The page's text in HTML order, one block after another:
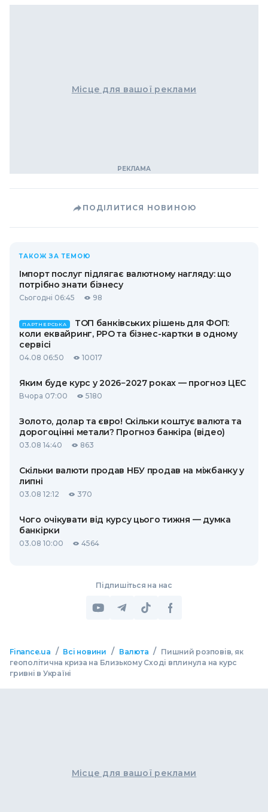
Місце для вашої реклами
ПОДІЛИТИСЯ НОВИНОЮ
ТАКОЖ ЗА ТЕМОЮ
Імпорт послуг підлягає валютному нагляду: що
потрібно знати бізнесу
Сьогодні 06:45 98
ПАРТНЕРСЬКА
ТОП банківських рішень для ФОП:
коли еквайринг, РРО та бізнес-картки в одному
сервісі
04.08 06:50 10017
Яким буде курс у 2026−2027 роках — прогноз ЦЕС
Вчора 07:00 5180
Золото, долар та євро! Скільки коштує валюта та
дорогоцінні метали? Прогноз банкіра (відео)
03.08 14:40 863
Скільки валюти продав НБУ продав на міжбанку у
липні
03.08 12:12 370
Чого очікувати від курсу цього тижня — думка
банкірки
03.08 10:00 4564
Підпишіться на нас
Finance.ua / Всі новини / Валюта / Пишний розповів, як
геополітична криза на Близькому Сході вплинула на курс
гривні в Україні
Місце для вашої реклами